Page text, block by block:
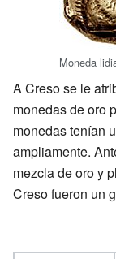
Moneda
A Creso se le
monedas de oro
monedas tenían
ampliamente.
mezcla de oro y
Creso fueron un